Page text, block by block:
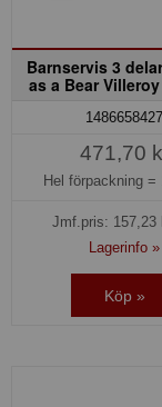
Barnservis 3
as a Bear
1486658427
471,70
Hel förpackning =
Jmf.pris: 157,23
Lagerinfo »
Köp »